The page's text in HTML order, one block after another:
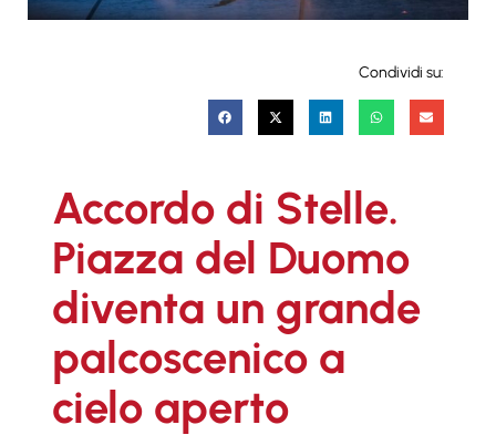
Condividi su:
Accordo di Stelle.
Piazza del Duomo
diventa un grande
palcoscenico a
cielo aperto